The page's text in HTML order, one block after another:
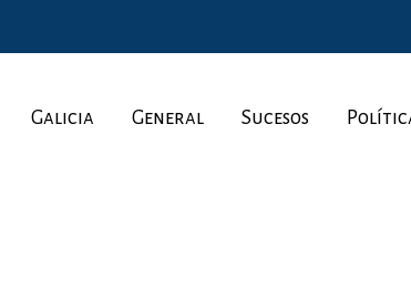
Galicia General Sucesos